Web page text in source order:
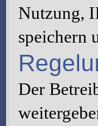
Nutzung,
speichern
Der